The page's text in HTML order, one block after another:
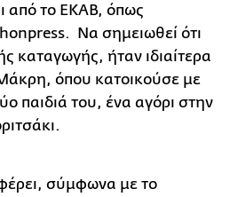
από το ΕΚΑΒ, όπως
Να σημειωθεί ότι
καταγωγής, ήταν ιδιαίτερα
όπου κατοικούσε με
παιδιά του, ένα αγόρι στην
σύμφωνα με το